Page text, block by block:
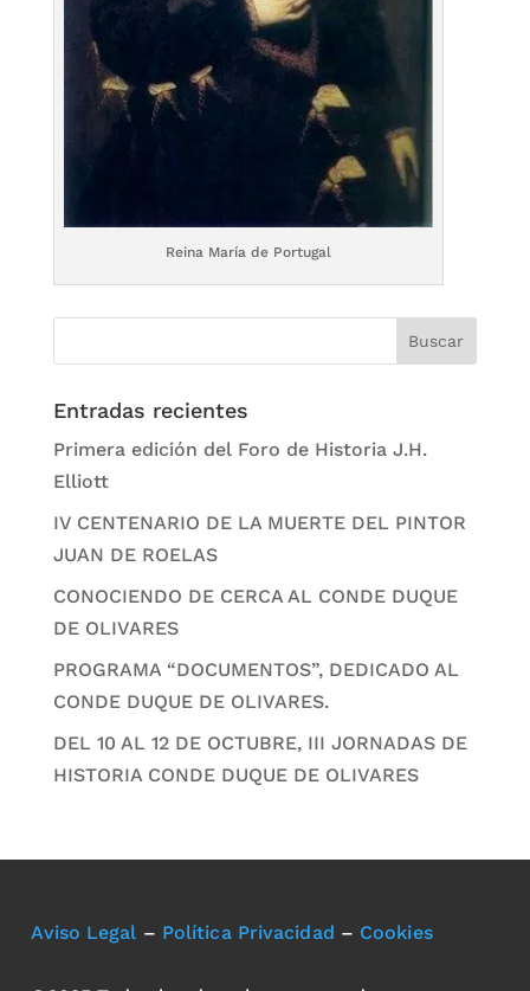
Reina María de Portugal
Entradas recientes
Primera edición del Foro de Historia J.H.
Elliott
IV CENTENARIO DE LA MUERTE DEL PINTOR
JUAN DE ROELAS
CONOCIENDO DE CERCA AL CONDE DUQUE
DE OLIVARES
PROGRAMA “DOCUMENTOS”, DEDICADO AL
CONDE DUQUE DE OLIVARES.
DEL 10 AL 12 DE OCTUBRE, III JORNADAS DE
HISTORIA CONDE DUQUE DE OLIVARES
Aviso Legal – Política Privacidad – Cookies